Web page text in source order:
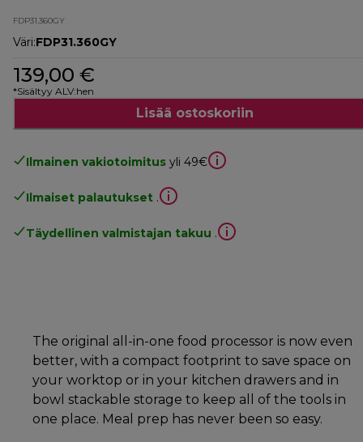
FDP31.360GY
Väri:FDP31.360GY
139,00 €
*Sisältyy ALV:hen
Lisää ostoskoriin
Ilmainen vakiotoimitus yli 49€
Ilmaiset palautukset .
Täydellinen valmistajan takuu .
The original all-in-one food processor is now even
better, with a compact footprint to save space on
your worktop or in your kitchen drawers and in
bowl stackable storage to keep all of the tools in
one place. Meal prep has never been so easy.